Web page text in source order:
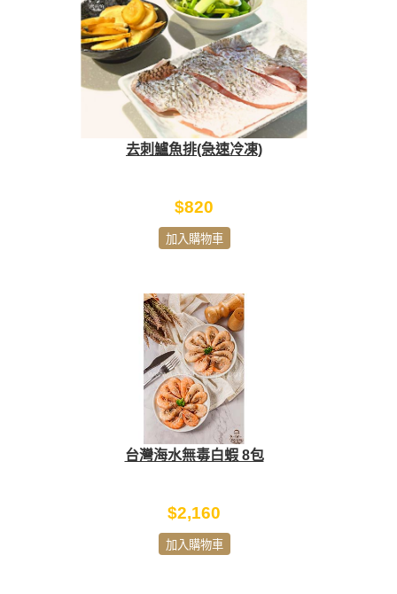
去刺鱸魚排(急速冷凍)
$820
加入購物車
台灣海水無毒白蝦 8包
$2,160
加入購物車